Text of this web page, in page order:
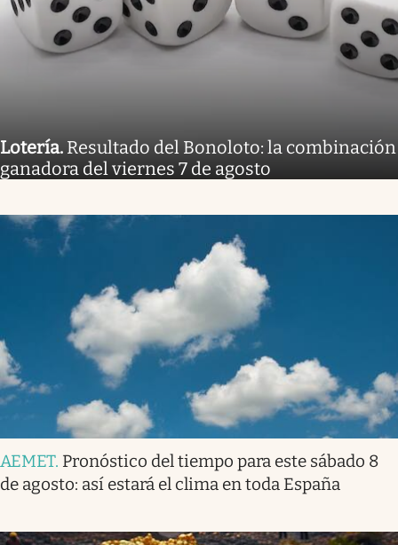
Lotería. Resultado del Bonoloto: la combinación
ganadora del viernes 7 de agosto
AEMET. Pronóstico del tiempo para este sábado 8
de agosto: así estará el clima en toda España